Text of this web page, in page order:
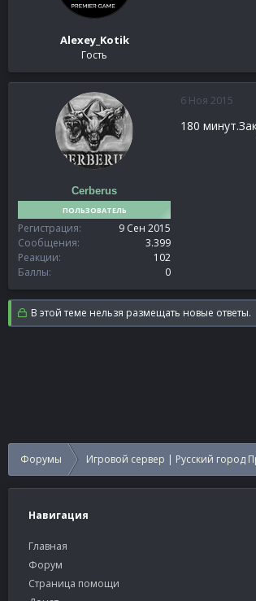
Alexey_Kotik
Гость
Cerberus
ПОЛЬЗОВАТЕЛЬ
Регистрация
9 Сен 2015
Сообщения
3.399
Реакции
102
Баллы
0
6 Ноя 2015
180
В этой теме нельзя размещать новые ответы.
Форумы Игровой сервер | Русский город
Навигация
Главная
Форум
Страница помощи